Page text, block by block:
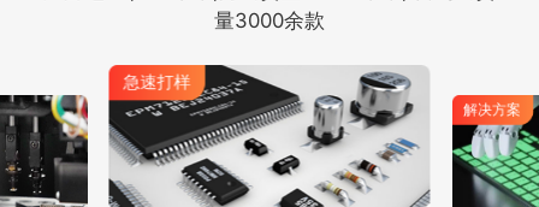
量3000余款
急速打样 解决方案